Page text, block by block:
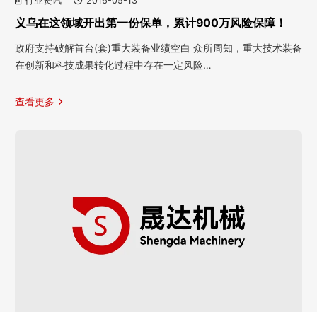
义乌在这领域开出第一份保单，累计900万风险保障！
政府支持破解首台(套)重大装备业绩空白 众所周知，重大技术装备
在创新和科技成果转化过程中存在一定风险…
查看更多